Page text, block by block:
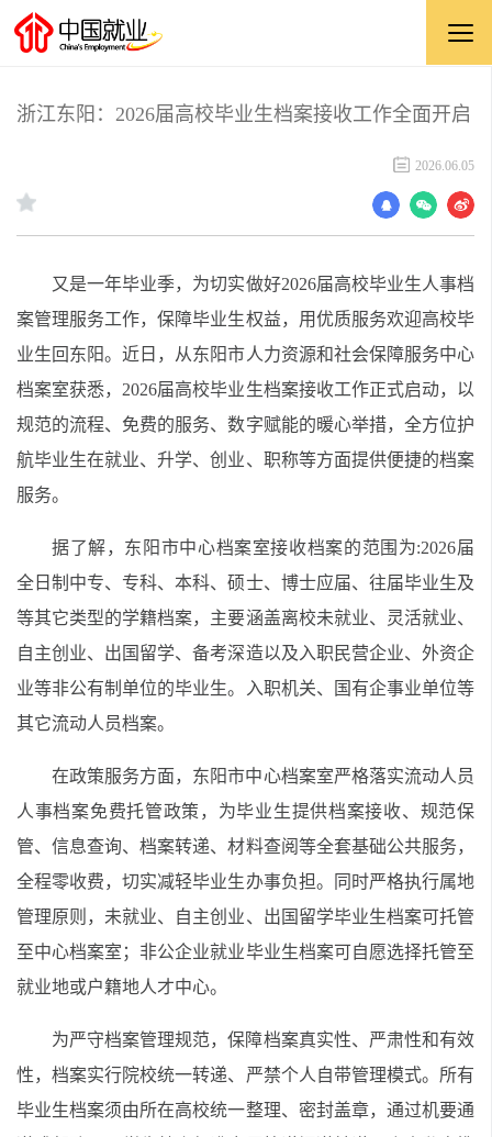
浙江东阳：2026届高校毕业生档案接收工作全面开启
2026.06.05
又是一年毕业季，为切实做好2026届高校毕业生人事档
案管理服务工作，保障毕业生权益，用优质服务欢迎高校毕
业生回东阳。近日，从东阳市人力资源和社会保障服务中心
档案室获悉，2026届高校毕业生档案接收工作正式启动，以
规范的流程、免费的服务、数字赋能的暖心举措，全方位护
航毕业生在就业、升学、创业、职称等方面提供便捷的档案
服务。
据了解，东阳市中心档案室接收档案的范围为:2026届
全日制中专、专科、本科、硕士、博士应届、往届毕业生及
等其它类型的学籍档案，主要涵盖离校未就业、灵活就业、
自主创业、出国留学、备考深造以及入职民营企业、外资企
业等非公有制单位的毕业生。入职机关、国有企事业单位等
其它流动人员档案。
在政策服务方面，东阳市中心档案室严格落实流动人员
人事档案免费托管政策，为毕业生提供档案接收、规范保
管、信息查询、档案转递、材料查阅等全套基础公共服务，
全程零收费，切实减轻毕业生办事负担。同时严格执行属地
管理原则，未就业、自主创业、出国留学毕业生档案可托管
至中心档案室；非公企业就业毕业生档案可自愿选择托管至
就业地或户籍地人才中心。
为严守档案管理规范，保障档案真实性、严肃性和有效
性，档案实行院校统一转递、严禁个人自带管理模式。所有
毕业生档案须由所在高校统一整理、密封盖章，通过机要通